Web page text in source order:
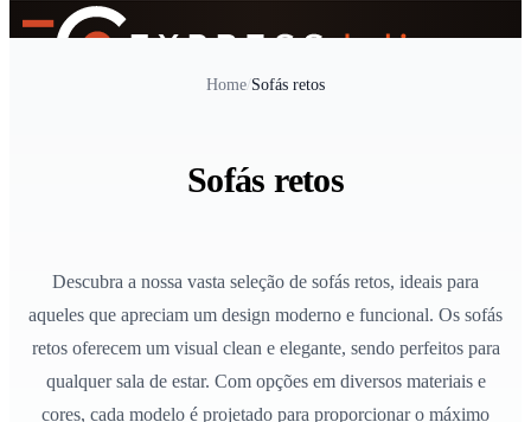
Home/Sofás retos
Sofás retos
Descubra a nossa vasta seleção de sofás retos, ideais para
aqueles que apreciam um design moderno e funcional. Os sofás
retos oferecem um visual clean e elegante, sendo perfeitos para
qualquer sala de estar. Com opções em diversos materiais e
cores, cada modelo é projetado para proporcionar o máximo